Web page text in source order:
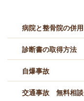
病院と整骨院の併用
診断書の取得方法
自爆事故
交通事故 無料相談